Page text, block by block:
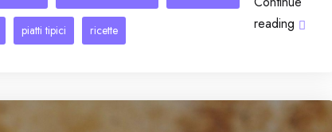
piatti tipici ricette
reading